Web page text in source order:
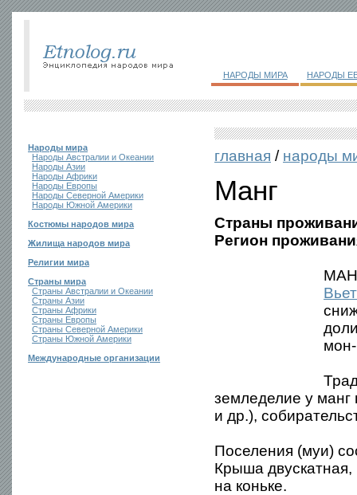
НАРОДЫ МИРА НАРОДЫ
Народы мира
Народы Австралии и Океании
Народы Азии
Народы Африки
Народы Европы
Народы Северной Америки
Народы Южной Америки
Костюмы народов мира
Жилища народов мира
Религии мира
Страны мира
Страны Австралии и Океании
Страны Азии
Страны Африки
Страны Европы
Страны Северной Америки
Страны Южной Америки
Международные организации
главная / народы
Манг
Страны
Регион
земледелие у манг
и др.),
Поселения (муи)
Крыша
на коньке.